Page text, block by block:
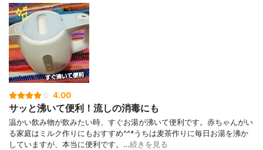
4.00
サッと沸いて便利！流しの消毒にも
温かい飲み物が飲みたい時、すぐお湯が沸いて便利です。赤ちゃんがい
る家庭はミルク作りにもおすすめ^^*うちは麦茶作りに毎日お湯を沸か
していますが、本当に便利です。…続きを見る